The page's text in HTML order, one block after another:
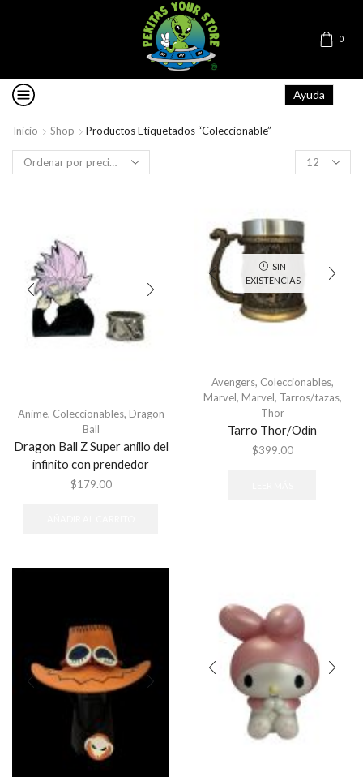
0
Ayuda
Inicio Shop
Productos Etiquetados “Coleccionable”
Products
per
Anime, Coleccionables, Dragon
Ball
Dragon Ball Z Super anillo del
infinito con prendedor
$179.00
SIN
EXISTENCIAS
Avengers, Coleccionables,
Marvel, Marvel, Tarros/tazas,
Thor
Tarro Thor/Odin
$399.00